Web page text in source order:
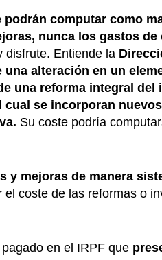
podrán computar como
nunca los gastos de
disfrute. Entiende la
alteración en un
una reforma integral del
se incorporan
Su coste podría
y mejoras de manera
coste de las reformas o
en el IRPF que